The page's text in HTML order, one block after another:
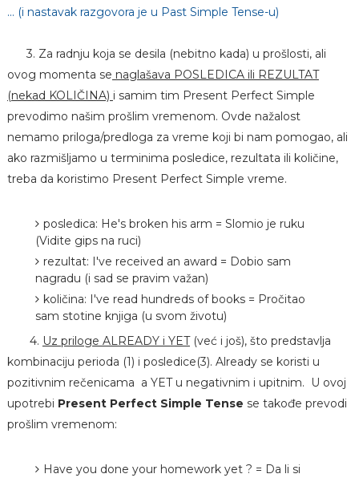
... (i nastavak razgovora je u Past Simple Tense-u)
3. Za radnju koja se desila (nebitno kada) u prošlosti, ali
ovog momenta se naglašava POSLEDICA ili REZULTAT
(nekad KOLIČINA) i samim tim Present Perfect Simple
prevodimo našim prošlim vremenom. Ovde nažalost
nemamo priloga/predloga za vreme koji bi nam pomogao, ali
ako razmišljamo u terminima posledice, rezultata ili količine,
treba da koristimo Present Perfect Simple vreme.
posledica: He's broken his arm = Slomio je ruku
(Vidite gips na ruci)
rezultat: I've received an award = Dobio sam
nagradu (i sad se pravim važan)
količina: I've read hundreds of books = Pročitao
sam stotine knjiga (u svom životu)
4. Uz priloge ALREADY i YET(već i još), što predstavlja
kombinaciju perioda (1) i posledice(3). Already se koristi u
pozitivnim rečenicama a YET u negativnim i upitnim. U ovoj
upotrebi Present Perfect Simple Tense se takođe prevodi
prošlim vremenom:
Have you done your homework yet ? = Da li si